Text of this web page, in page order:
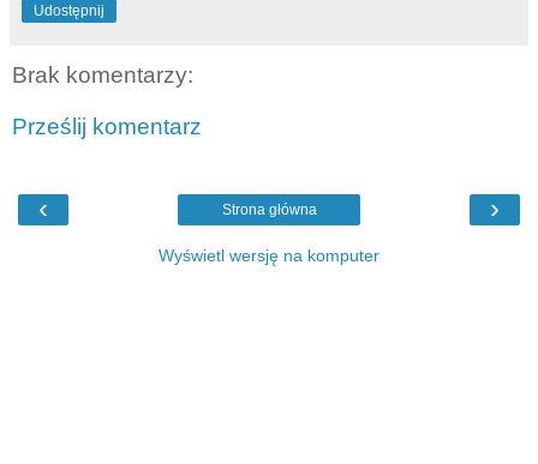
Udostępnij
Brak komentarzy:
Prześlij komentarz
‹ ›
Strona główna
Wyświetl wersję na komputer